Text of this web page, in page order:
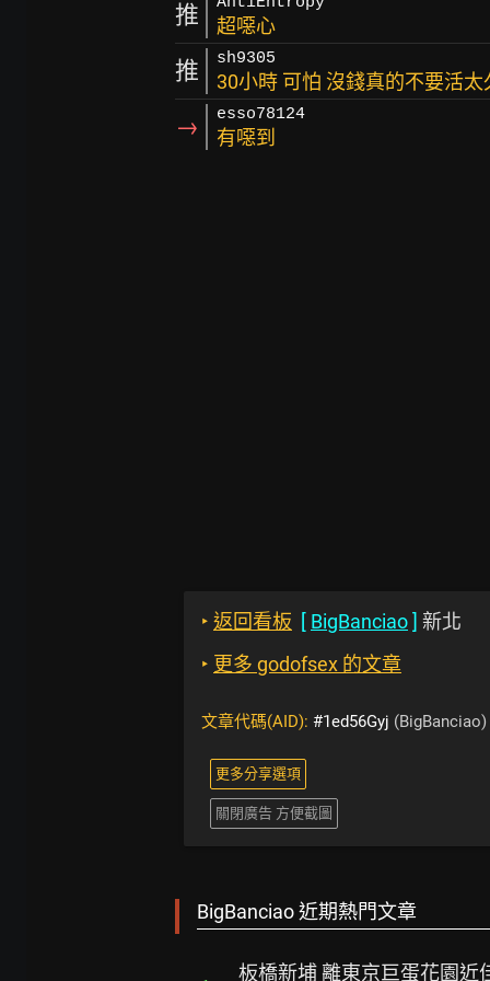
推 超噁心
推 sh9305
30小時 可怕 沒錢真的不要活太
→ esso78124
有噁到
‣ 返回看板 [ BigBanciao] 新北
‣ 更多 godofsex 的文章
文章代碼(AID): #1ed56Gyj (BigBanciao)
更多分享選項
關閉廣告 方便截圖
BigBanciao 近期熱門文章
板橋新埔 離東京巨蛋花園近